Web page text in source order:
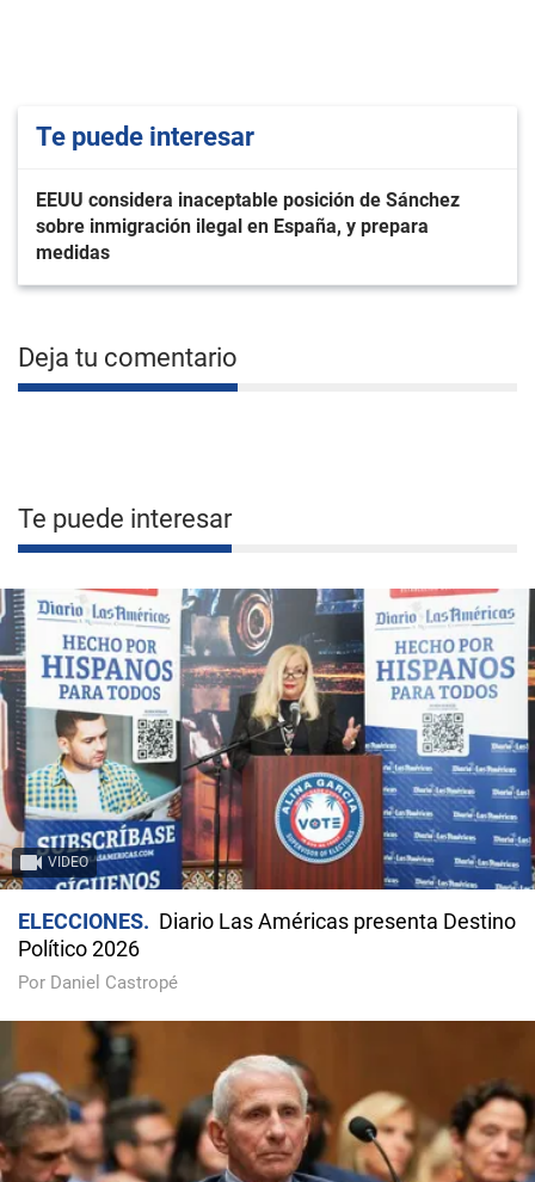
Te puede interesar
EEUU considera inaceptable posición de Sánchez
sobre inmigración ilegal en España, y prepara
medidas
Deja tu comentario
Te puede interesar
VIDEO
ELECCIONES
Diario Las Américas presenta Destino
Político 2026
Por Daniel Castropé